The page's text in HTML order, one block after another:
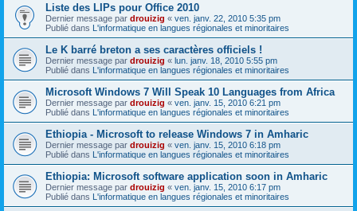
Liste des LIPs pour Office 2010
Dernier message par drouizig « ven. janv. 22, 2010 5:35 pm
Publié dans L'informatique en langues régionales et minoritaires
Le K barré breton a ses caractères officiels !
Dernier message par drouizig « lun. janv. 18, 2010 5:55 pm
Publié dans L'informatique en langues régionales et minoritaires
Microsoft Windows 7 Will Speak 10 Languages from Africa
Dernier message par drouizig « ven. janv. 15, 2010 6:21 pm
Publié dans L'informatique en langues régionales et minoritaires
Ethiopia - Microsoft to release Windows 7 in Amharic
Dernier message par drouizig « ven. janv. 15, 2010 6:18 pm
Publié dans L'informatique en langues régionales et minoritaires
Ethiopia: Microsoft software application soon in Amharic
Dernier message par drouizig « ven. janv. 15, 2010 6:17 pm
Publié dans L'informatique en langues régionales et minoritaires